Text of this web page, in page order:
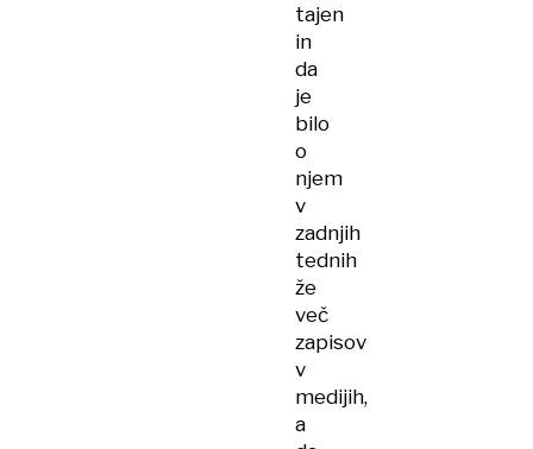
tajen
in
da
je
bilo
o
njem
v
zadnjih
tednih
že
več
zapisov
v
medijih,
a